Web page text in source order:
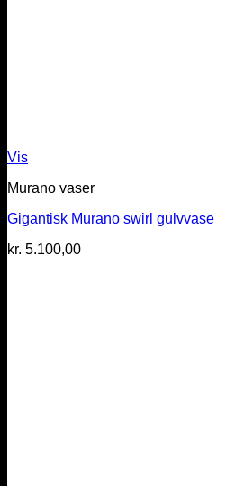
Vis
Murano vaser
Gigantisk Murano swirl gulvvase
kr. 5.100,00